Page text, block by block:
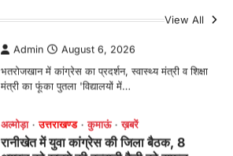
View All
अल्मोड़ा उत्तराखण्ड कुमाऊं ख़बरें
रानीखेत में युवा कांग्रेस की जिला बैठक, 8
अगस्त को खड़गे की हल्द्वानी रैली को सफल
Admin August 6, 2026
संगठन विस्तार के तहत कई नई नियुक्तियां, बूथ स्तर तक